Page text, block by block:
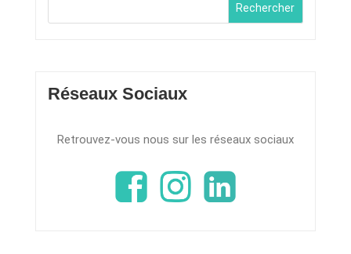
Rechercher
Réseaux Sociaux
Retrouvez-vous nous sur les réseaux sociaux